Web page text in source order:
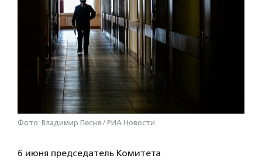
Фото: Владимир Песня / РИА Новости
6 июня председатель Комитета